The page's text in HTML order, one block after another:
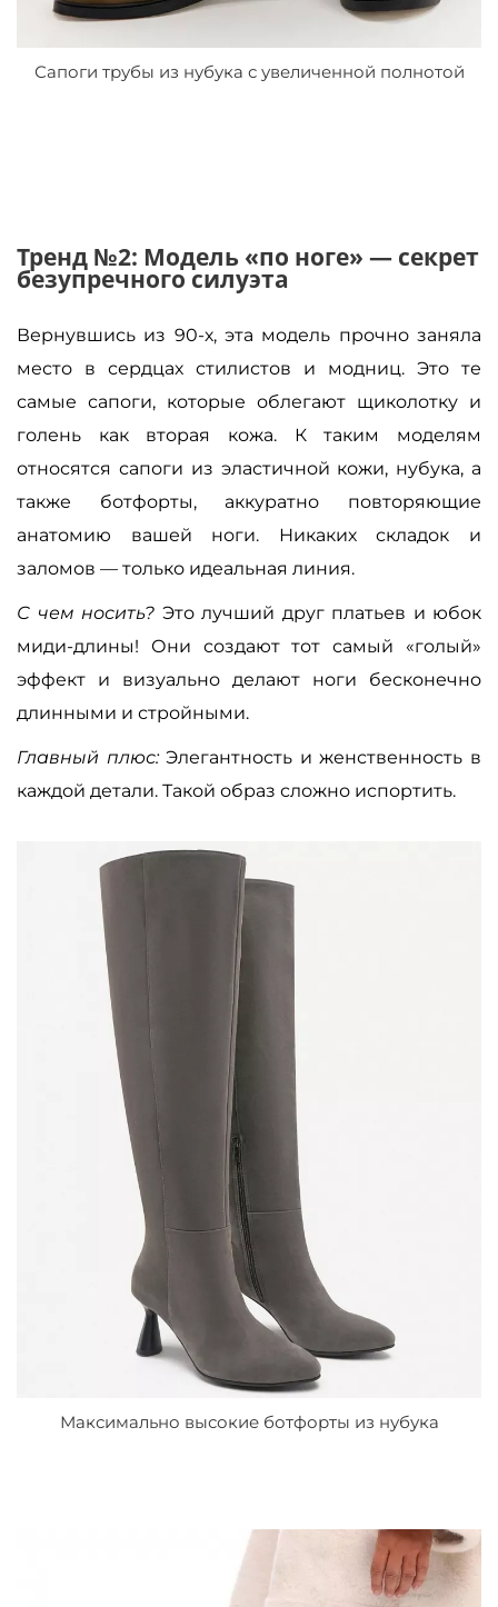
Сапоги трубы из нубука с увеличенной полнотой
Тренд №2: Модель «по ноге» — секрет
безупречного силуэта
Вернувшись из 90-х, эта модель прочно заняла
место в сердцах стилистов и модниц. Это те
самые сапоги, которые облегают щиколотку и
голень как вторая кожа. К таким моделям
относятся сапоги из эластичной кожи, нубука, а
также ботфорты, аккуратно повторяющие
анатомию вашей ноги. Никаких складок и
заломов — только идеальная линия.
С чем носить? Это лучший друг платьев и юбок
миди-длины! Они создают тот самый «голый»
эффект и визуально делают ноги бесконечно
длинными и стройными.
Главный плюс:Элегантность и женственность в
каждой детали. Такой образ сложно испортить.
Максимально высокие ботфорты из нубука